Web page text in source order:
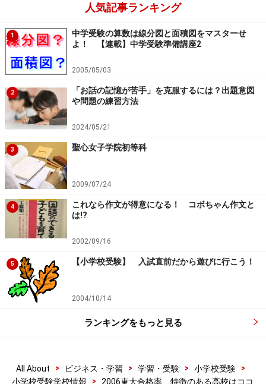
人気記事ランキング
1
中学受験の算数は線分図と面積図をマスターせ
よ！ 【連載】中学受験準備講座2
2005/05/03
2
「お話の記憶が苦手」を克服するには？出題意図
や問題の練習方法
2024/05/21
3 聖心女子学院初等科
2009/07/24
4
これなら作文が得意になる！ コボちゃん作文と
は!?
2002/09/16
5 【小学校受験】 入試直前だから遊びに行こう！
2004/10/14
ランキングをもっと見る
All About > ビジネス・学習 > 学習・受験 > 小学校受験
>
小学校受験学校情報
> 2006東大合格率 特徴のある高校はココ